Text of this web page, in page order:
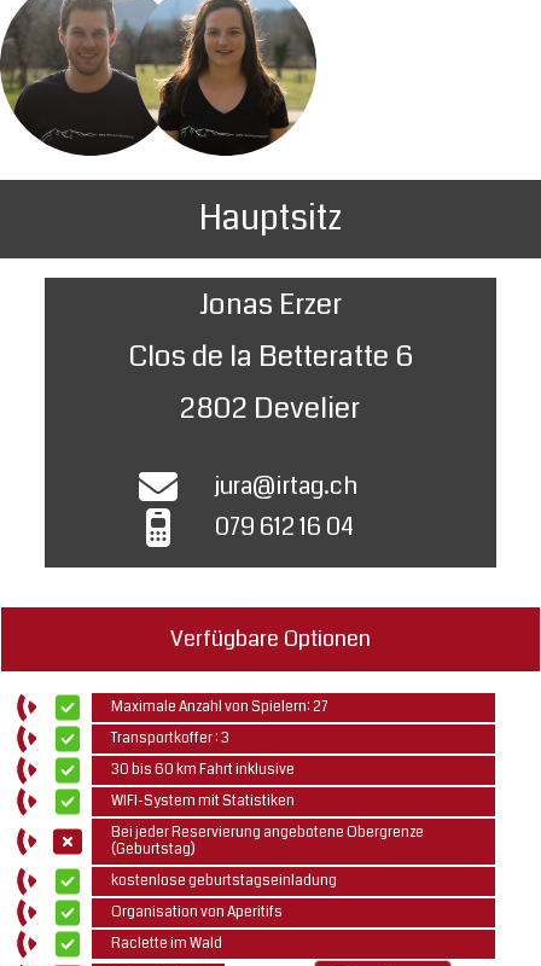
Hauptsitz
Jonas Erzer
Clos de la Betteratte 6
2802 Develier
jura@irtag.ch
079 612 16 04
Verfügbare Optionen
Maximale Anzahl von Spielern: 27
Transportkoffer : 3
30 bis 60 km Fahrt inklusive
WIFI-System mit Statistiken
Bei jeder Reservierung angebotene Obergrenze
(Geburtstag)
kostenlose geburtstagseinladung
Organisation von Aperitifs
Raclette im Wald